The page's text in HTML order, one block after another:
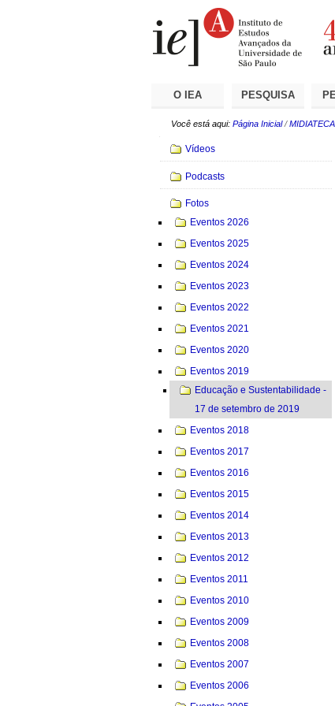
O IEA PESQUISA
Você está aqui: Página Inicial /MIDIATECA
Navegação
Vídeos
Podcasts
Fotos
Eventos 2026
Eventos 2025
Eventos 2024
Eventos 2023
Eventos 2022
Eventos 2021
Eventos 2020
Eventos 2019
Educação e Sustentabilidade -
17 de setembro de 2019
Eventos 2018
Eventos 2017
Eventos 2016
Eventos 2015
Eventos 2014
Eventos 2013
Eventos 2012
Eventos 2011
Eventos 2010
Eventos 2009
Eventos 2008
Eventos 2007
Eventos 2006